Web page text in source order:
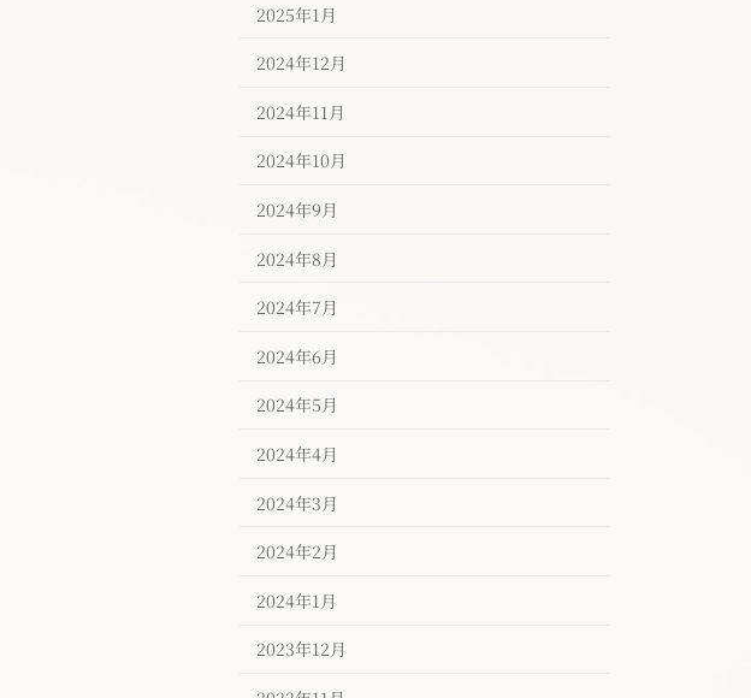
2025年1月
2024年12月
2024年11月
2024年10月
2024年9月
2024年8月
2024年7月
2024年6月
2024年5月
2024年4月
2024年3月
2024年2月
2024年1月
2023年12月